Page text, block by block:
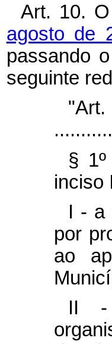
Art. 10. O
agosto de
passando
seguinte
§
inciso
I - a
por
ao
II -